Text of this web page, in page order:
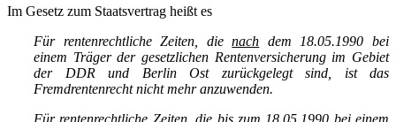
Im Gesetz zum Staatsvertrag heißt es
Für rentenrechtliche Zeiten, dienach dem 18.05.1990 bei
einem Träger der gesetzlichen Rentenversicherung im Gebiet
der DDR und Berlin Ost zurückgelegt sind, ist das
Fremdrentenrecht nicht mehr anzuwenden.
Für rentenrechtliche Zeiten, die biszum 18.05.1990 bei einem